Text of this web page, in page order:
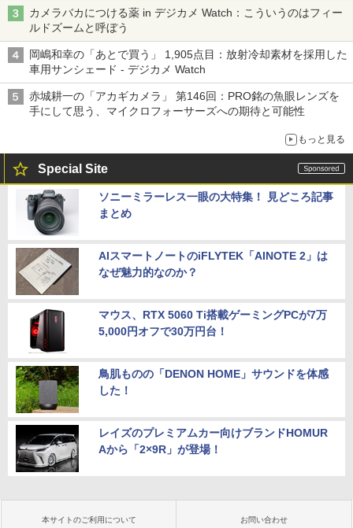
カメラバカにつける薬 in デジカメ Watch：こういうのはフィー
ルドズームと呼ぼう
岡嶋和幸の「あとで買う」 1,905点目：放射冷却素材を採用した
車用サンシェード - デジカメ Watch
赤城耕一の「アカギカメラ」 第146回：PRO銘の魚眼レンズを
手にして思う、マイクロフォーサーズへの期待と可能性
もっと見る
Special Site
ソニーミラーレス一眼の大特集！ 見どころ記事
まとめ
AIスマートノートのiFLYTEK「AINOTE 2」は
なぜ魅力的なのか？
マウス、RTX 5060 Ti搭載ゲーミングPCが7万
5,000円オフで30万円台！
鳥肌ものの「DENON HOME」サウンドを体感
した！
レイズのプレミアムカー向けブランドHOMUR
Aから「2×9R」が登場！
本サイトのご利用について お問い合わせ